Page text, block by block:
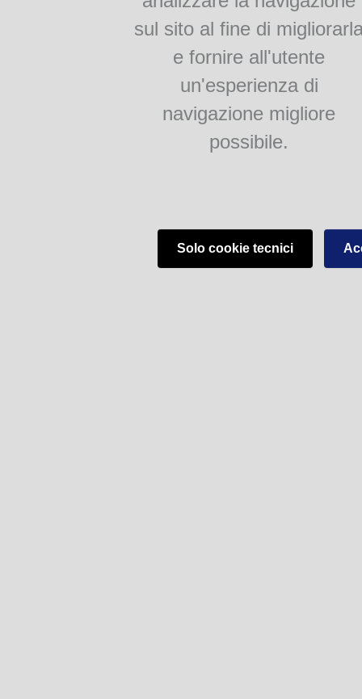
Dialetto Biblioteche del Comune di Parma - V.lo Santa Maria 5, 43125 Parma
sul sito al fine di
e fornire all'utente
un'esperienza di
navigazione migliore
possibile.
Solo cookie tecnici